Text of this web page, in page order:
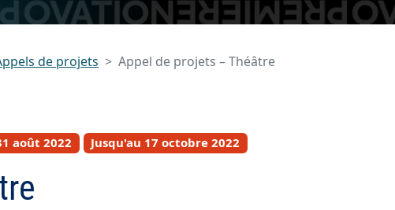
de projets Appel de projets – Théâtre
août 2022 Jusqu'au 17 octobre 2022